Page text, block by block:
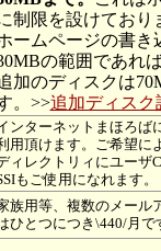
制限を設けており
ームページの書き
の範囲であれ
加のディスクは
。>>追加ディスク
ンターネットまほろば
用頂けます。ご希望に
ィレクトリィにユーザ
もご使用になれます。
族用等、複数のメール
ひとつにつき\440/月で